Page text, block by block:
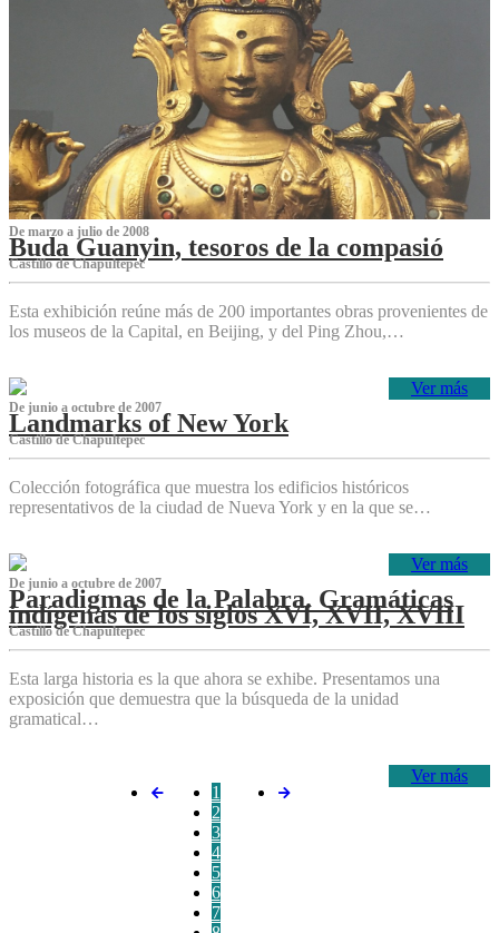
De marzo a julio de 2008
Buda Guanyin, tesoros de la compasió
Castillo de Chapultepec
Esta exhibición reúne más de 200 importantes obras provenientes de
los museos de la Capital, en Beijing, y del Ping Zhou,…
Ver más
De junio a octubre de 2007
Landmarks of New York
Castillo de Chapultepec
Colección fotográfica que muestra los edificios históricos
representativos de la ciudad de Nueva York y en la que se…
Ver más
De junio a octubre de 2007
Paradigmas de la Palabra. Gramáticas
indígenas de los siglos XVI, XVII, XVIII
Castillo de Chapultepec
Esta larga historia es la que ahora se exhibe. Presentamos una
exposición que demuestra que la búsqueda de la unidad
gramatical…
Ver más
1
2
3
4
5
6
7